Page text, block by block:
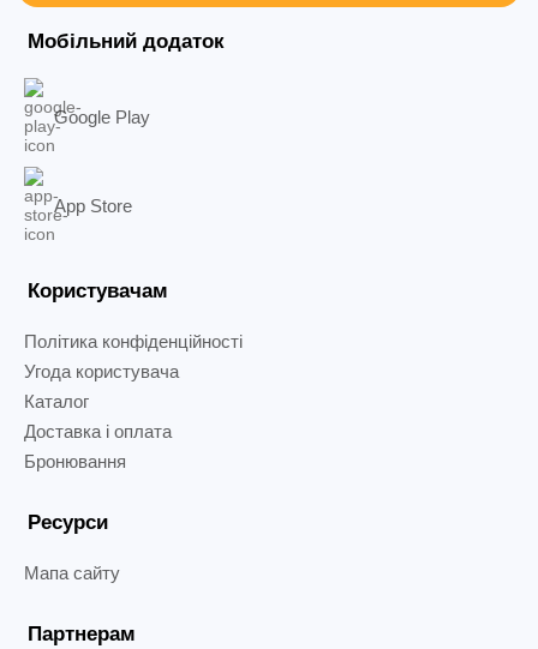
Мобільний додаток
Google Play
App Store
Користувачам
Політика конфіденційності
Угода користувача
Каталог
Доставка і оплата
Бронювання
Ресурси
Мапа сайту
Партнерам